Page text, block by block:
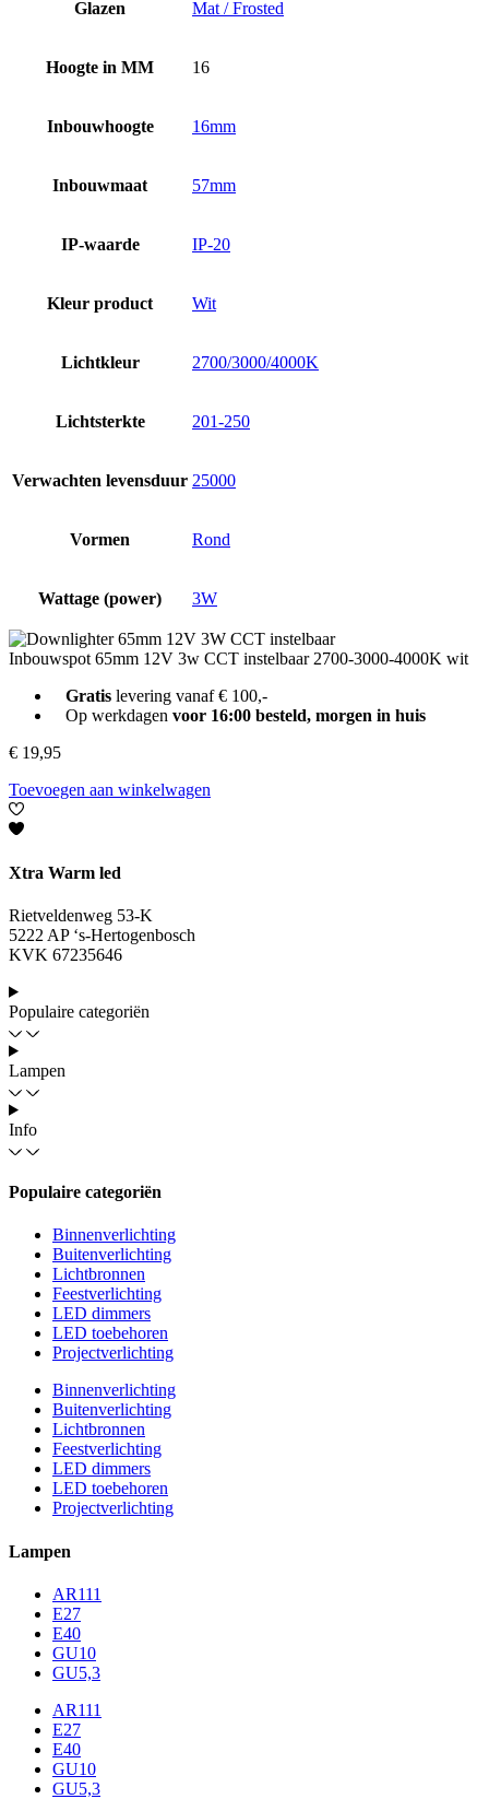
Glazen Mat / Frosted
Hoogte in MM 16
Inbouwhoogte 16mm
Inbouwmaat 57mm
IP-waarde IP-20
Kleur product Wit
Lichtkleur 2700/3000/4000K
Lichtsterkte 201-250
Verwachten levensduur 25000
Vormen Rond
Wattage (power) 3W
Inbouwspot 65mm 12V 3w CCT instelbaar 2700-3000-4000K wit
Gratislevering vanaf € 100,-
Op werkdagen voor 16:00 besteld, morgen in huis
€ 19,95
Toevoegen aan winkelwagen
Xtra Warm led
Rietveldenweg 53-K
5222 AP ‘s-Hertogenbosch
KVK 67235646
Populaire categoriën
Lampen
Info
Populaire categoriën
Binnenverlichting
Buitenverlichting
Lichtbronnen
Feestverlichting
LED dimmers
LED toebehoren
Projectverlichting
Binnenverlichting
Buitenverlichting
Lichtbronnen
Feestverlichting
LED dimmers
LED toebehoren
Projectverlichting
Lampen
AR111
E27
E40
GU10
GU5,3
AR111
E27
E40
GU10
GU5,3